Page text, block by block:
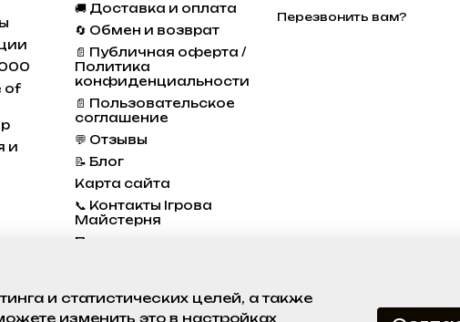
of
и
🚚 Доставка и оплата
🔄 Обмен и возврат
📄 Публичная оферта /
Политика
конфиденциальности
📄 Пользовательское
соглашение
💬 Отзывы
📝 Блог
Карта сайта
📞 Контакты Ігрова
Майстерня
Программа
Мы в соцсетях
Перезвонить вам?
и статистических целей, а также
изменить это в настройках